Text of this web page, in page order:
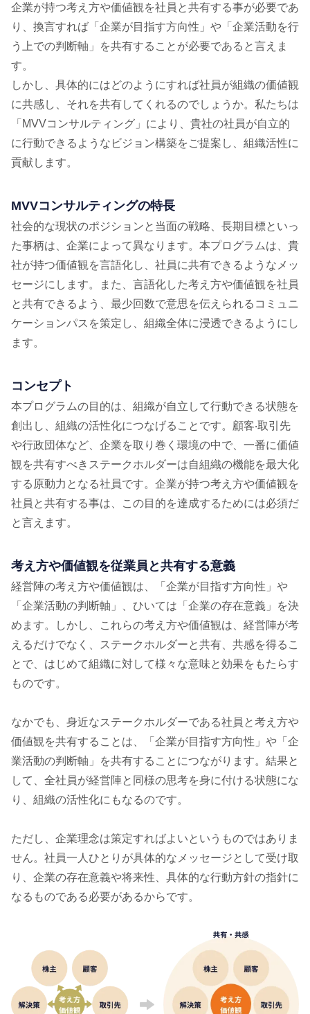
企業が持つ考え⽅や価値観を社員と共有する事が必要であ
り、換⾔すれば「企業が⽬指す⽅向性」や「企業活動を⾏
う上での判断軸」を共有することが必要であると⾔えま
す。
しかし、具体的にはどのようにすれば社員が組織の価値観
に共感し、それを共有してくれるのでしょうか。私たちは
「MVVコンサルティング」により、貴社の社員が⾃⽴的
に⾏動できるようなビジョン構築をご提案し、組織活性に
貢献します。
MVVコンサルティングの特⻑
社会的な現状のポジションと当⾯の戦略、⻑期⽬標といっ
た事柄は、企業によって異なります。本プログラムは、貴
社が持つ価値観を⾔語化し、社員に共有できるようなメッ
セージにします。また、⾔語化した考え⽅や価値観を社員
と共有できるよう、最少回数で意思を伝えられるコミュニ
ケーションパスを策定し、組織全体に浸透できるようにし
ます。
コンセプト
本プログラムの⽬的は、組織が⾃⽴して⾏動できる状態を
創出し、組織の活性化につなげることです。顧客‧取引先
や⾏政団体など、企業を取り巻く環境の中で、⼀番に価値
観を共有すべきステークホルダーは⾃組織の機能を最⼤化
する原動⼒となる社員です。企業が持つ考え⽅や価値観を
社員と共有する事は、この⽬的を達成するためには必須だ
と⾔えます。
考え⽅や価値観を従業員と共有する意義
経営陣の考え⽅や価値観は、「企業が⽬指す⽅向性」や
「企業活動の判断軸」、ひいては「企業の存在意義」を決
めます。しかし、これらの考え⽅や価値観は、経営陣が考
えるだけでなく、ステークホルダーと共有、共感を得るこ
とで、はじめて組織に対して様々な意味と効果をもたらす
ものです。
なかでも、⾝近なステークホルダーである社員と考え⽅や
価値観を共有することは、「企業が⽬指す⽅向性」や「企
業活動の判断軸」を共有することにつながります。結果と
して、全社員が経営陣と同様の思考を⾝に付ける状態にな
り、組織の活性化にもなるのです。
ただし、企業理念は策定すればよいというものではありま
せん。社員⼀⼈ひとりが具体的なメッセージとして受け取
り、企業の存在意義や将来性、具体的な⾏動⽅針の指針に
なるものである必要があるからです。